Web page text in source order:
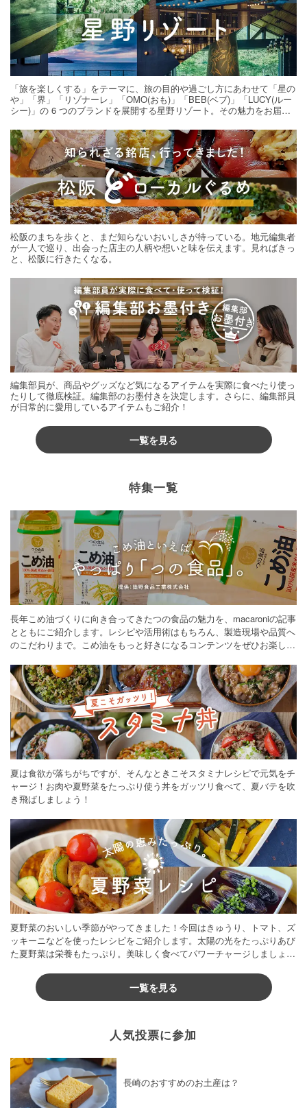
「旅を楽しくする」をテーマに、旅の目的や過ごし方にあわせて「星の
や」「界」「リゾナーレ」「OMO(おも)」「BEB(ベブ)」「LUCY(ルー
シー)」の 6 つのブランドを展開する星野リゾート。その魅力をお届け
松阪のまちを歩くと、まだ知らないおいしさが待っている。地元編集者
が一人で巡り、出会った店主の人柄や想いと味を伝えます。見ればきっ
と、松阪に行きたくなる。
編集部員が、商品やグッズなど気になるアイテムを実際に食べたり使っ
たりして徹底検証。編集部のお墨付きを決定します。さらに、編集部員
が日常的に愛用しているアイテムもご紹介！
一覧を見る
特集一覧
長年こめ油づくりに向き合ってきたつの食品の魅力を、macaroniの記事
とともにご紹介します。レシピや活用術はもちろん、製造現場や品質へ
のこだわりまで。こめ油をもっと好きになるコンテンツをぜひお楽しみ
夏は食欲が落ちがちですが、そんなときこそスタミナレシピで元気をチ
ャージ！お肉や夏野菜をたっぷり使う丼をガッツリ食べて、夏バテを吹
き飛ばしましょう！
夏野菜のおいしい季節がやってきました！今回はきゅうり、トマト、ズ
ッキーニなどを使ったレシピをご紹介します。太陽の光をたっぷりあび
た夏野菜は栄養もたっぷり。美味しく食べてパワーチャージしましょう
一覧を見る
人気投票に参加
長崎のおすすめのお土産は？